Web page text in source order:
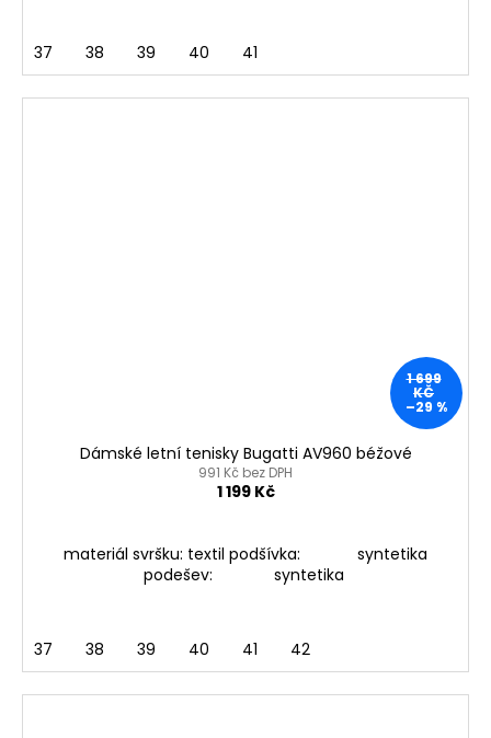
37 38 39 40 41
1 699
KČ
–29 %
Dámské letní tenisky Bugatti AV960 béžové
991 Kč bez DPH
1 199 Kč
materiál svršku: textil podšívka: syntetika
podešev: syntetika
37 38 39 40 41 42